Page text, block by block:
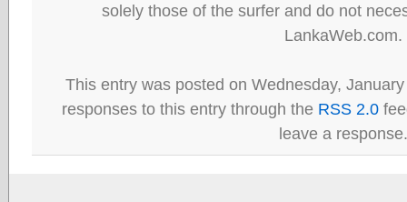
solely those of the surfer and do not
LankaWeb.com.
This entry was posted on Wednesday,
responses to this entry through the RSS 2.0
leave a response.